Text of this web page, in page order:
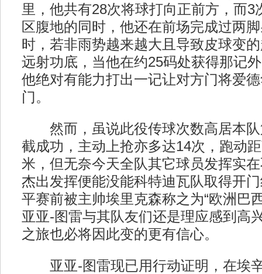
里，他共有28次将球打向正前方，而3
区腹地的同时，他还在前场完成过两
时，若非雨势越来越大且导致皮球变
远射功底，当他在约25码处获得那记
他绝对有能力打出一记让对方门将爱
门。
然而，虽说此役传球次数高居本队
截成功，主动上抢亦多达14次，跑动
米，但无奈今天全队其它球员发挥实
杰出发挥便能没能科特迪瓦队取得开
平赛前被主帅埃里克森称之为“欧洲巴
亚亚-图雷与其队友们还是理应感到高
之旅也必将因此变的更有信心。
亚亚-图雷现已用行动证明，在埃